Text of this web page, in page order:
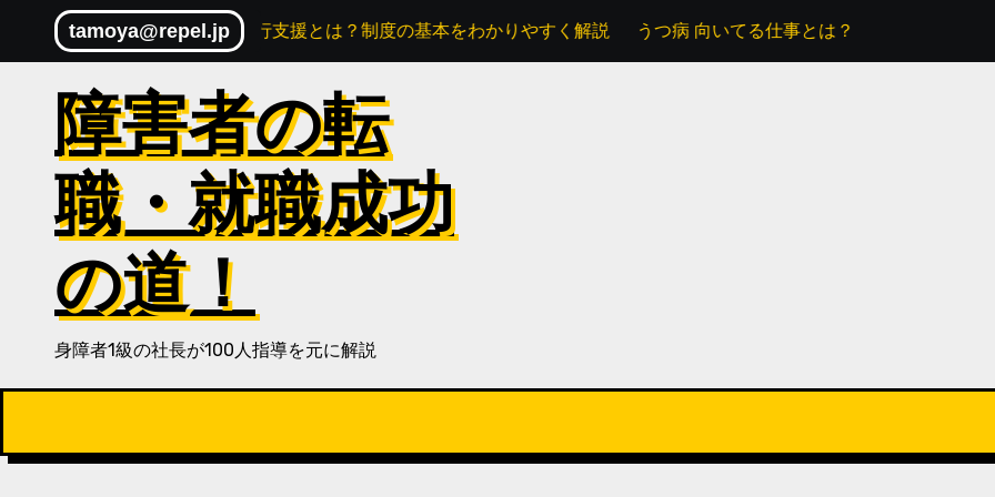
tamoya@repel.jp
かす方法 就労移行支援とは？制度の基本をわかりやすく解説 うつ病 向いてる仕事とは？自分らしく働ける道を探す
障害者の転
職・就職成功
の道！
身障者1級の社長が100人指導を元に解説